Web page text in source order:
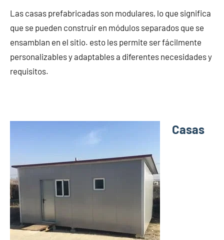
Las casas prefabricadas son modulares, lo que significa
que se pueden construir en módulos separados que se
ensamblan en el sitio. esto les permite ser fácilmente
personalizables y adaptables a diferentes necesidades y
requisitos.
Casas